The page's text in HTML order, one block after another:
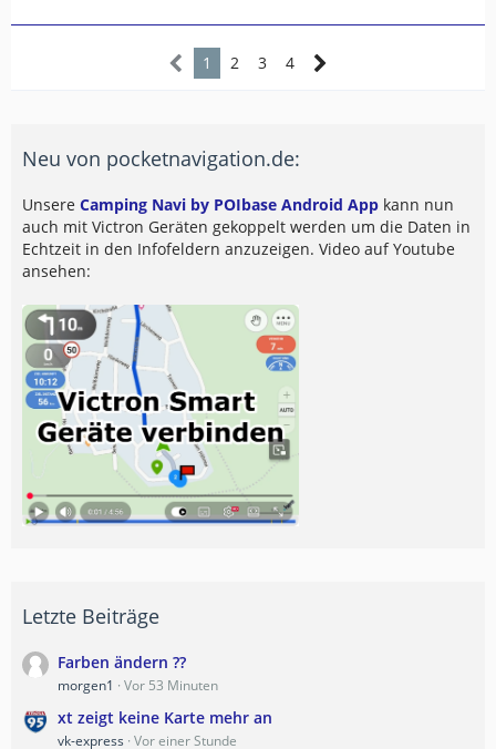
1 2 3 4
Neu von pocketnavigation.de:
Unsere Camping Navi by POIbase Android App kann nun
auch mit Victron Geräten gekoppelt werden um die Daten in
Echtzeit in den Infofeldern anzuzeigen. Video auf Youtube
ansehen:
Letzte Beiträge
Farben ändern ??
morgen1 Vor 53 Minuten
xt zeigt keine Karte mehr an
vk-express Vor einer Stunde